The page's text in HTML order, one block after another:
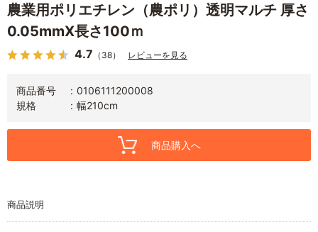
農業用ポリエチレン（農ポリ）透明マルチ 厚さ
0.05mmX長さ100ｍ
4.7 （38） レビューを見る
商品番号
0106111200008
規格
幅210cm
商品購入へ
商品説明